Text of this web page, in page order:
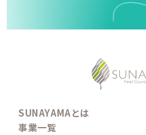
SUNAYAMAとは
事業一覧